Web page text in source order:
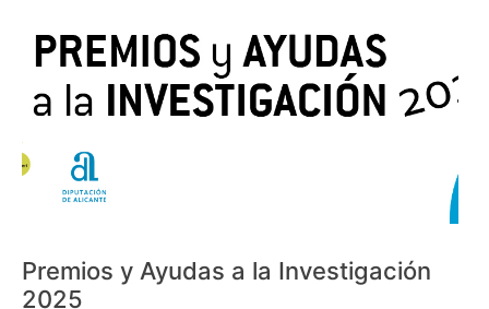
Premios y Ayudas a la Investigación
2025